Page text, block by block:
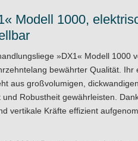
Modell 1000,
»DX1« Modell 1000
bewährter Qualität. Ihr
aus großvolumigen,
Robustheit gewährleisten.
vertikale Kräfte effizient